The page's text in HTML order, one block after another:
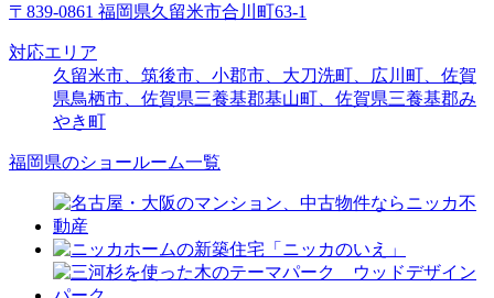
〒839-0861 福岡県久留米市合川町63-1
対応エリア
久留米市、筑後市、小郡市、大刀洗町、広川町、佐賀
県鳥栖市、佐賀県三養基郡基山町、佐賀県三養基郡み
やき町
福岡県のショールーム一覧